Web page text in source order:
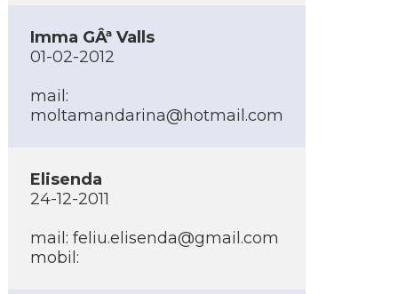
Imma GÂª Valls
01-02-2012
mail:
moltamandarina@hotmail.com
Elisenda
24-12-2011
mail: feliu.elisenda@gmail.com
mobil: